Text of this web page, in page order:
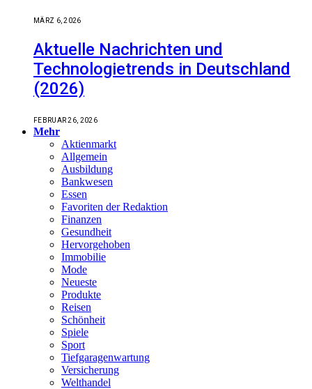
MÄRZ 6, 2026
Aktuelle Nachrichten und
Technologietrends in Deutschland
(2026)
FEBRUAR 26, 2026
Mehr
Aktienmarkt
Allgemein
Ausbildung
Bankwesen
Essen
Favoriten der Redaktion
Finanzen
Gesundheit
Hervorgehoben
Immobilie
Mode
Neueste
Produkte
Reisen
Schönheit
Spiele
Sport
Tiefgaragenwartung
Versicherung
Welthandel